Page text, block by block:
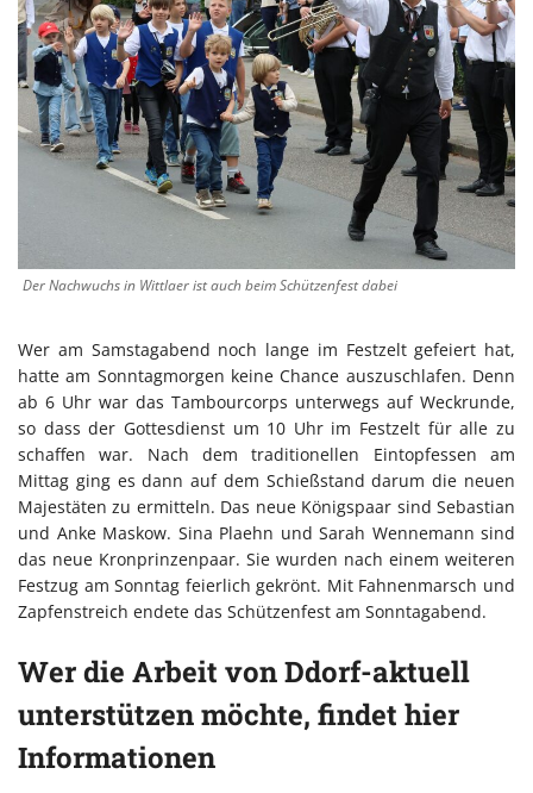
Der Nachwuchs in Wittlaer ist auch beim Schützenfest dabei
Wer am Samstagabend noch lange im Festzelt gefeiert hat,
hatte am Sonntagmorgen keine Chance auszuschlafen. Denn
ab 6 Uhr war das Tambourcorps unterwegs auf Weckrunde,
so dass der Gottesdienst um 10 Uhr im Festzelt für alle zu
schaffen war. Nach dem traditionellen Eintopfessen am
Mittag ging es dann auf dem Schießstand darum die neuen
Majestäten zu ermitteln. Das neue Königspaar sind Sebastian
und Anke Maskow. Sina Plaehn und Sarah Wennemann sind
das neue Kronprinzenpaar. Sie wurden nach einem weiteren
Festzug am Sonntag feierlich gekrönt. Mit Fahnenmarsch und
Zapfenstreich endete das Schützenfest am Sonntagabend.
Wer die Arbeit von Ddorf-aktuell
unterstützen möchte, findet hier
Informationen